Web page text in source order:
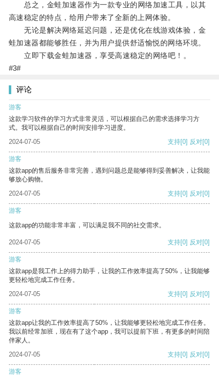
总之，金蛙加速器作为一款专业的网络加速工具，以其
高速稳定的特点，给用户带来了全新的上网体验。
无论是解决网络延迟问题，还是优化在线游戏体验，金
蛙加速器都能够胜任，并为用户提供舒适愉悦的网络环境。
立即下载金蛙加速器，享受高速稳定的网络吧！。
#3#
评论
游客
这款学习软件的学习方式非常灵活，可以根据自己的需求选择学习方
式。我可以根据自己的时间安排学习进度。
2024-07-05
支持[0] 反对[0]
游客
这款app的售后服务非常完善，遇到问题总是能够得到妥善解决，让我能
够放心购物。
2024-07-05
支持[0] 反对[0]
游客
这款app的功能非常丰富，可以满足我不同的社交需求。
2024-07-05 支持[0] 反对[0]
游客
这款app是我工作上的得力助手，让我的工作效率提高了50%，让我能够
更轻松地完成工作任务。
2024-07-05
支持[0] 反对[0]
游客
这款app让我的工作效率提高了50%，让我能够更轻松地完成工作任务。
我以前经常加班，现在有了这个app，我可以提前下班，有更多的时间陪
伴家人。
2024-07-05
支持[0] 反对[0]
游客